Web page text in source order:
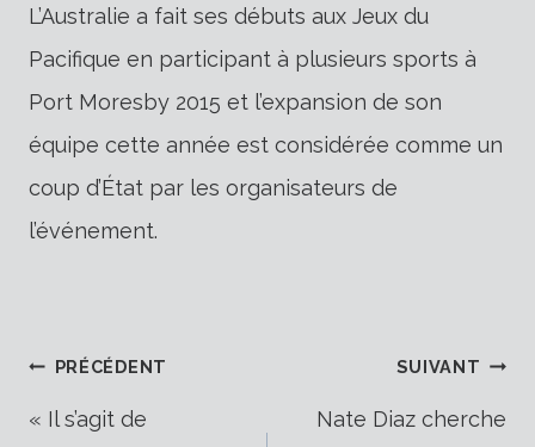
L’Australie a fait ses débuts aux Jeux du
Pacifique en participant à plusieurs sports à
Port Moresby 2015 et l’expansion de son
équipe cette année est considérée comme un
coup d’État par les organisateurs de
l’événement.
Navigation
PRÉCÉDENT
« Il s’agit de
SUIVANT
Nate Diaz cherche